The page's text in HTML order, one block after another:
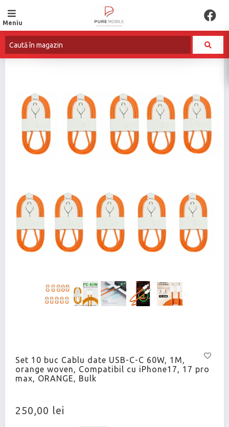
Meniu
Set 10 buc Cablu date USB-C-C 60W, 1M,
orange woven, Compatibil cu iPhone17, 17 pro
max, ORANGE, Bulk
250,00 lei